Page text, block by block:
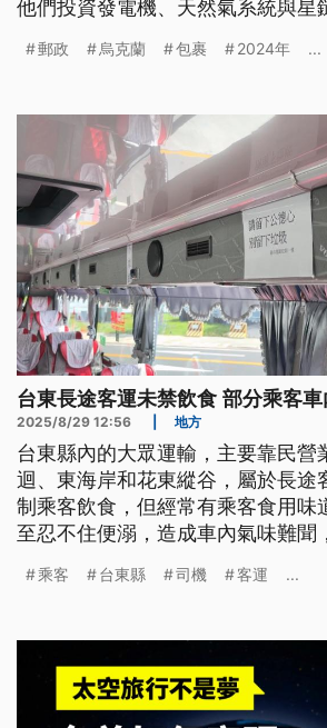
他們投資發電機、天然氣系統與星
16%，都創下新高，但戰火也讓新
裹損失的賠償。
郵政 烏克蘭 包裹 2024年 ...
台東長途客運未禁飲食 部分乘客
2025/8/29 12:56 地方
台東縣內的大眾運輸，主要靠民營
迴、東海岸和花東縱谷，屬於長途
制乘客飲食，但經常有乘客食用味
至忍不住便溺，造成車內氣味難聞
持公德心，呼籲乘客有任何生理需
乘客 台東縣 司機 客運 ...